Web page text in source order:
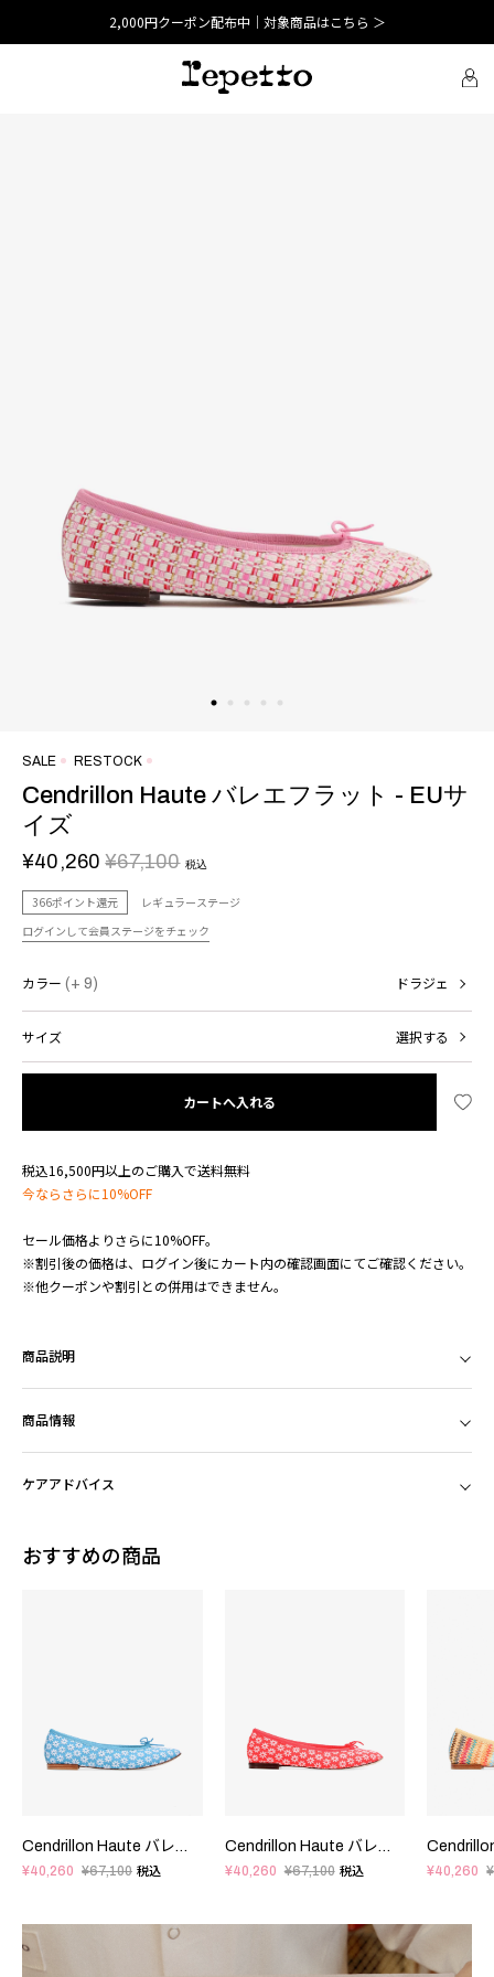
2,000円クーポン配布中｜対象商品はこちら ＞
SALE RESTOCK
Cendrillon Haute バレエフラット - EUサ
イズ
¥40,260 ¥67,100 税込
366ポイント還元
レギュラーステージ
ログインして会員ステージをチェック
カラー (+ 9) ドラジェ
サイズ 選択する
カートへ入れる
税込16,500円以上のご購入で送料無料
今ならさらに10%OFF
セール価格よりさらに10%OFF。
※割引後の価格は、ログイン後にカート内の確認画面にてご確認ください。
※他クーポンや割引との併用はできません。
商品説明
商品情報
ケアアドバイス
おすすめの商品
Cendrillon Haute バレエフラット - EUサイズ
¥40,260 ¥67,100 税込
Cendrillon Haute バレエフラット - EUサイズ
¥40,260 ¥67,100 税込 ¥40,260